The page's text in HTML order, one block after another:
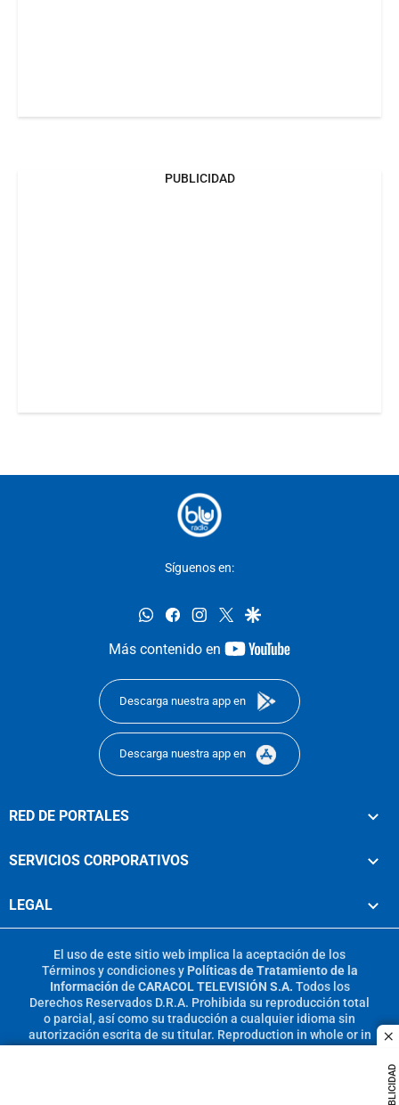
PUBLICIDAD
PUBLICIDAD
Síguenos en:
whatsappfacebookinstagram
twittergoogle
Más contenido en
youtube-
Descarga nuestra app en
Descarga nuestra app en
RED DE PORTALES
SERVICIOS CORPORATIVOS
LEGAL
El uso de este sitio web implica la aceptación de los
Términos y condicionesy Políticas de Tratamiento de la
Información de CARACOL TELEVISIÓN S.A. Todos los
Derechos Reservados D.R.A. Prohibida su reproducción total
o parcial, así como su traducción a cualquier idioma sin
autorización escrita de su titular. Reproduction in whole or in